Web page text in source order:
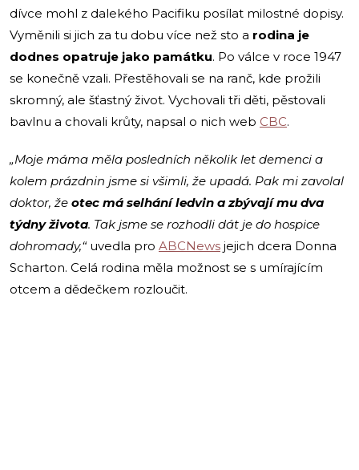
dívce mohl z dalekého Pacifiku posílat milostné dopisy.
Vyměnili si jich za tu dobu více než sto a rodina je
dodnes opatruje jako památku. Po válce v roce 1947
se konečně vzali. Přestěhovali se na ranč, kde prožili
skromný, ale šťastný život. Vychovali tři děti, pěstovali
bavlnu a chovali krůty, napsal o nich web CBC.
„Moje máma měla posledních několik let demenci a
kolem prázdnin jsme si všimli, že upadá. Pak mi zavolal
doktor, že otec má selhání ledvin a zbývají mu dva
týdny života. Tak jsme se rozhodli dát je do hospice
dohromady,“uvedla pro ABCNews jejich dcera Donna
Scharton. Celá rodina měla možnost se s umírajícím
otcem a dědečkem rozloučit.